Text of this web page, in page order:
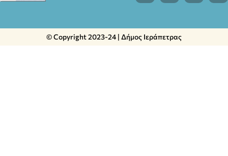
© Copyright 2023-24 | Δήμος Ιεράπετρας